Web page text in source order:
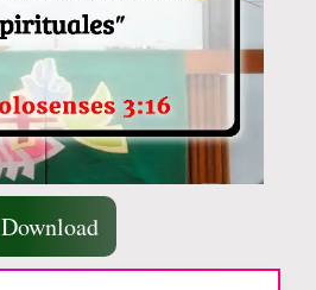
Download